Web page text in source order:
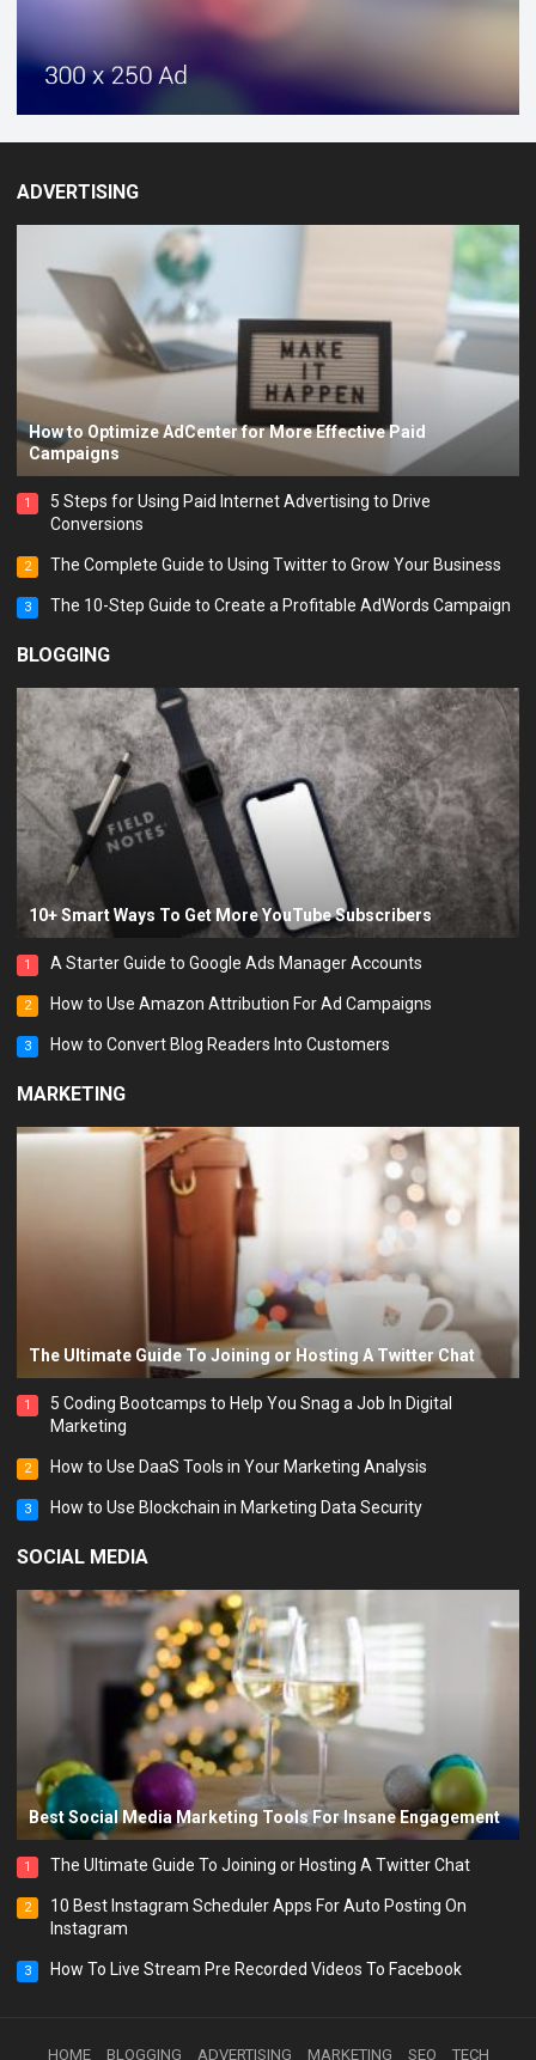
ADVERTISING
How to Optimize AdCenter for More Effective Paid
Campaigns
1
5 Steps for Using Paid Internet Advertising to Drive
Conversions
2 The Complete Guide to Using Twitter to Grow Your Business
3 The 10-Step Guide to Create a Profitable AdWords Campaign
BLOGGING
10+ Smart Ways To Get More YouTube Subscribers
1 A Starter Guide to Google Ads Manager Accounts
2 How to Use Amazon Attribution For Ad Campaigns
3 How to Convert Blog Readers Into Customers
MARKETING
The Ultimate Guide To Joining or Hosting A Twitter Chat
1
5 Coding Bootcamps to Help You Snag a Job In Digital
Marketing
2 How to Use DaaS Tools in Your Marketing Analysis
3 How to Use Blockchain in Marketing Data Security
SOCIAL MEDIA
Best Social Media Marketing Tools For Insane Engagement
1 The Ultimate Guide To Joining or Hosting A Twitter Chat
2
10 Best Instagram Scheduler Apps For Auto Posting On
Instagram
3 How To Live Stream Pre Recorded Videos To Facebook
HOME BLOGGING ADVERTISING MARKETING SEO TECH